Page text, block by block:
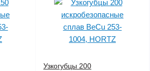
Узкогубцы 200